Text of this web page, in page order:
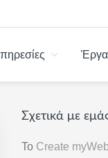
Έργα
Αρχική
Πλευρική
Σχετικά με
Το Create myWeb